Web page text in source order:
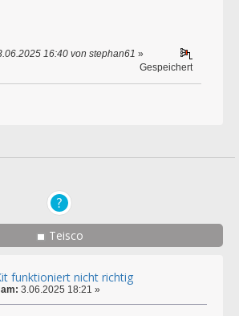
16:40 von stephan61 »
Gespeichert
Teisco
funktioniert nicht richtig
3.06.2025 18:21 »